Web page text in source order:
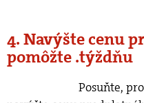
4. Navýšte cenu
pomôžte .týždňu